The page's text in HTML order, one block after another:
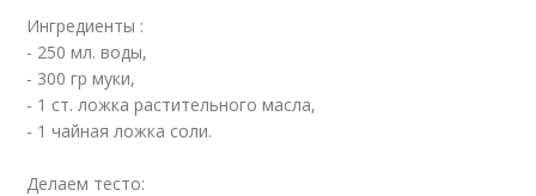
Ингредиенты :
- 250 мл. воды,
- 300 гр муки,
- 1 ст. ложка растительного масла,
- 1 чайная ложка соли.
Делаем тесто: